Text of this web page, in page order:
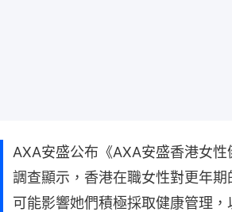
AXA安盛公布《AXA安盛香港女性
調查顯示，香港在職女性對更年期
可能影響她們積極採取健康管理